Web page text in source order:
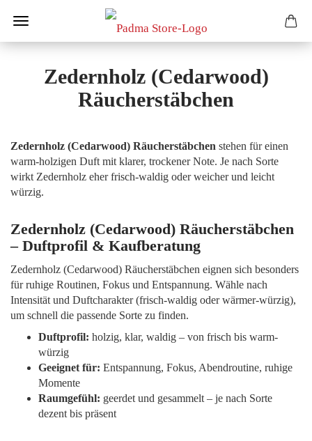
Zedernholz (Cedarwood)
Räucherstäbchen
Zedernholz (Cedarwood) Räucherstäbchen stehen für einen
warm-holzigen Duft mit klarer, trockener Note. Je nach Sorte
wirkt Zedernholz eher frisch-waldig oder weicher und leicht
würzig.
Zedernholz (Cedarwood) Räucherstäbchen
– Duftprofil & Kaufberatung
Zedernholz (Cedarwood) Räucherstäbchen eignen sich besonders
für ruhige Routinen, Fokus und Entspannung. Wähle nach
Intensität und Duftcharakter (frisch-waldig oder wärmer-würzig),
um schnell die passende Sorte zu finden.
Duftprofil: holzig, klar, waldig – von frisch bis warm-
würzig
Geeignet für: Entspannung, Fokus, Abendroutine, ruhige
Momente
Raumgefühl: geerdet und gesammelt – je nach Sorte
dezent bis präsent